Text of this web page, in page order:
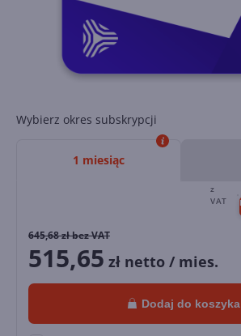
Wybierz okres subskrypcji
1 miesiąc
645,68zł bez VAT
515,65 zł netto / mies.
Dodaj do koszyka